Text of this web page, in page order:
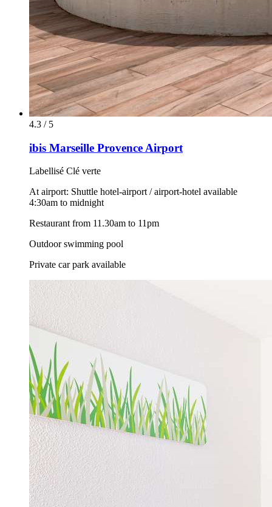
4.3 / 5
ibis Marseille Provence Airport
Labellisé Clé verte
At airport: Shuttle hotel-airport / airport-hotel available
4:30am to midnight
Restaurant from 11.30am to 11pm
Outdoor swimming pool
Private car park available